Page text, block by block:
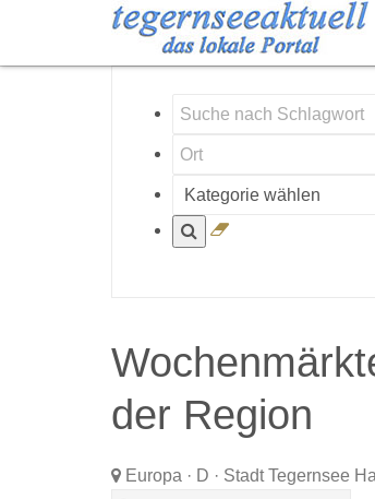
der Region
Europa · D · Stadt Tegernsee